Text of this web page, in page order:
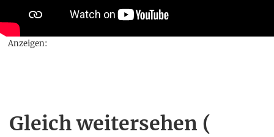
Anzeigen:
Gleich weitersehen (